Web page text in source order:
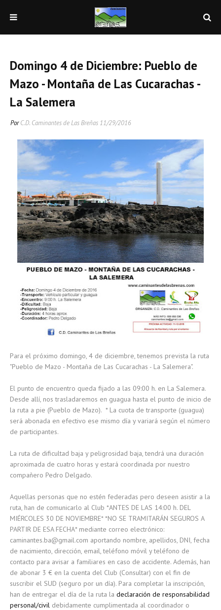
Domingo 4 de Diciembre: Pueblo de
Mazo - Montaña de Las Cucarachas -
La Salemera
Por C.D. Caminantes de Las Breñas 11/29/2016
Para el próximo domingo, 4 de diciembre, tenemos prevista la ruta
"Pueblo de Mazo - Montaña de Las Cucarachas - La Salemera".
El punto de encuentro queda fijado a las 09:00 h. en La Salemera.
Desde allí, nos trasladaremos en guagua hasta el punto de inicio de
la ruta a pie (Pueblo de Mazo). * La cuota de transporte (guagua)
será abonada en efectivo ese mismo día y variará según el número
de participantes.
La ruta de dificultad baja y peligrosidad baja, tendrá una duración
aproximada de cuatro horas y estará coordinada por nuestro
compañero Pedro Delgado.
Aquellas personas que no estén federadas pero deseen asistir a la
ruta, han de comunicarlo al Club *ANTES DE LAS 14:00 h. DEL
MIÉRCOLES 30 DE NOVIEMBRE* *NO SE TRAMITARÁN SEGUROS A
PARTIR DE ESA FECHA* mediante correo electrónico:
caminantes.ba@gmail.com aportando nombre, apellidos, DNI, fecha
de nacimiento, dirección, email, teléfono móvil y teléfono de
contacto para avisar a familiares en caso de accidente. Además, han
de abonar 3 € en la cuenta del Club (Consultar) con el fin de
suscribir el SUD (seguro por un día). Para completar la inscripción,
han de entregar el día de la ruta la declaración de responsabilidad
personal/civil debidamente cumplimentada al coordinador o